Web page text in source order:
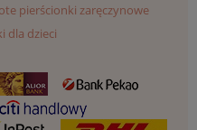
pierścionki zaręczynowe
dla dzieci